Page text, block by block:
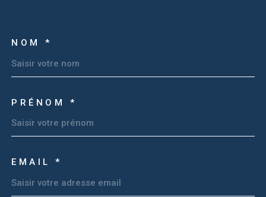
NOM *
PRÉNOM *
EMAIL *